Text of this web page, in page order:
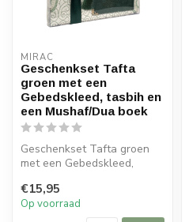
MIRAC
Geschenkset Tafta
groen met een
Gebedskleed, tasbih en
een Mushaf/Dua boek
Geschenkset Tafta groen
met een Gebedskleed,
boek
Afme...
€15,95
Op voorraad